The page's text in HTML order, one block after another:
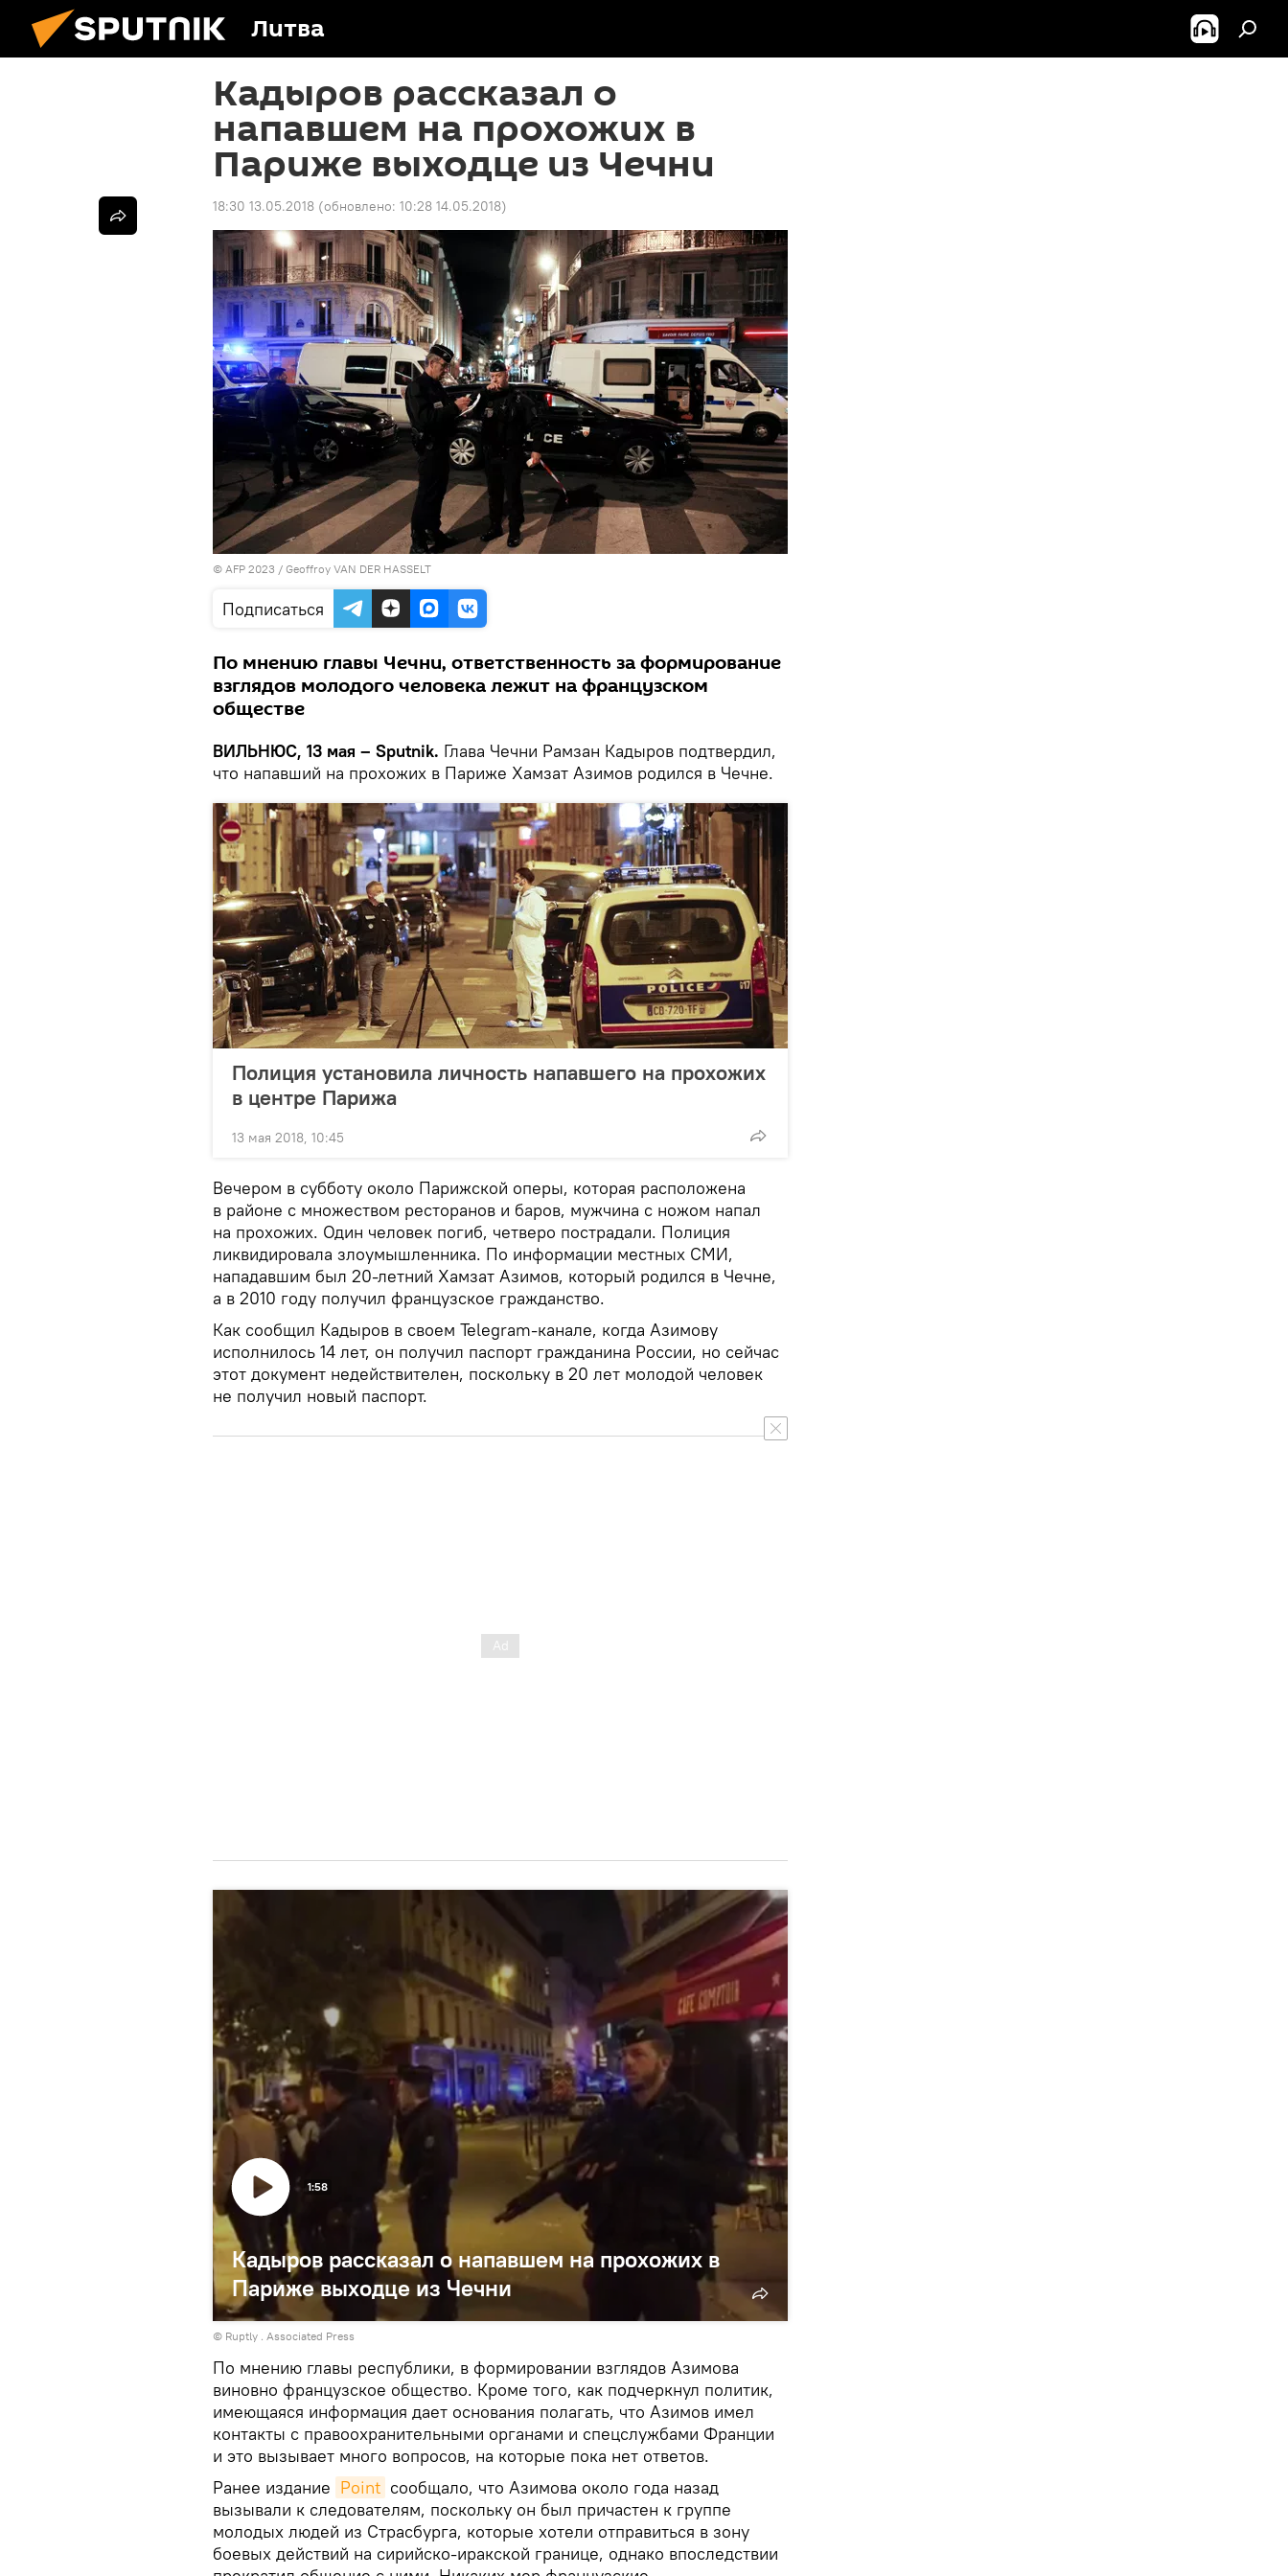
Литва
Кадыров рассказал о
напавшем на прохожих в
Париже выходце из Чечни
18:30 13.05.2018 (обновлено: 10:28 14.05.2018)
© AFP 2023 / Geoffroy VAN DER HASSELT
Подписаться
По мнению главы Чечни, ответственность за формирование
взглядов молодого человека лежит на французском
обществе
ВИЛЬНЮС, 13 мая – Sputnik. Глава Чечни Рамзан Кадыров подтвердил,
что напавший на прохожих в Париже Хамзат Азимов родился в Чечне.
Полиция установила личность напавшего на прохожих
в центре Парижа
13 мая 2018, 10:45
Вечером в субботу около Парижской оперы, которая расположена
в районе с множеством ресторанов и баров, мужчина с ножом напал
на прохожих. Один человек погиб, четверо пострадали. Полиция
ликвидировала злоумышленника. По информации местных СМИ,
нападавшим был 20-летний Хамзат Азимов, который родился в Чечне,
а в 2010 году получил французское гражданство.
Как сообщил Кадыров в своем Telegram-канале, когда Азимову
исполнилось 14 лет, он получил паспорт гражданина России, но сейчас
этот документ недействителен, поскольку в 20 лет молодой человек
не получил новый паспорт.
Кадыров рассказал о напавшем на прохожих в
Париже выходце из Чечни
1:58
© Ruptly . Associated Press
По мнению главы республики, в формировании взглядов Азимова
виновно французское общество. Кроме того, как подчеркнул политик,
имеющаяся информация дает основания полагать, что Азимов имел
контакты с правоохранительными органами и спецслужбами Франции
и это вызывает много вопросов, на которые пока нет ответов.
Ранее издание Point сообщало, что Азимова около года назад
вызывали к следователям, поскольку он был причастен к группе
молодых людей из Страсбурга, которые хотели отправиться в зону
боевых действий на сирийско-иракской границе, однако впоследствии